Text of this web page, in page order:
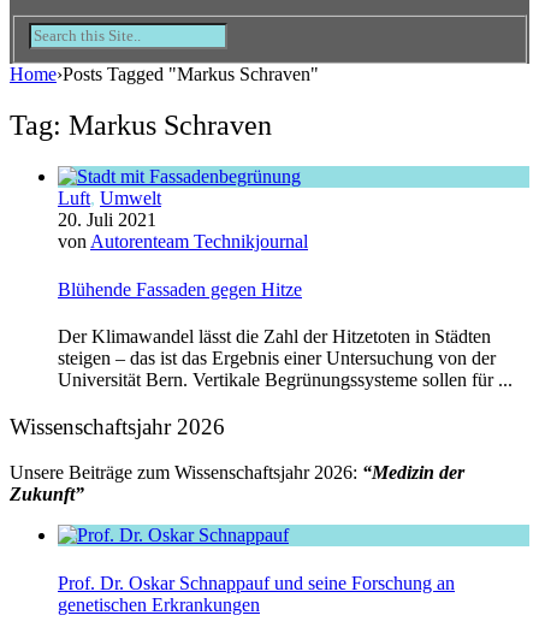
Home›Posts Tagged "Markus Schraven"
Tag: Markus Schraven
Luft, Umwelt
20. Juli 2021
von Autorenteam Technikjournal
Blühende Fassaden gegen Hitze
Der Klimawandel lässt die Zahl der Hitzetoten in Städten
steigen – das ist das Ergebnis einer Untersuchung von der
Universität Bern. Vertikale Begrünungssysteme sollen für ...
Wissenschaftsjahr 2026
Unsere Beiträge zum Wissenschaftsjahr 2026: “Medizin der
Zukunft”
Prof. Dr. Oskar Schnappauf und seine Forschung an
genetischen Erkrankungen